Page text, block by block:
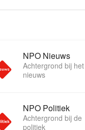
NPO Nieuws
Achtergrond bij het
nieuws
NPO Politiek
Achtergrond bij de
politiek